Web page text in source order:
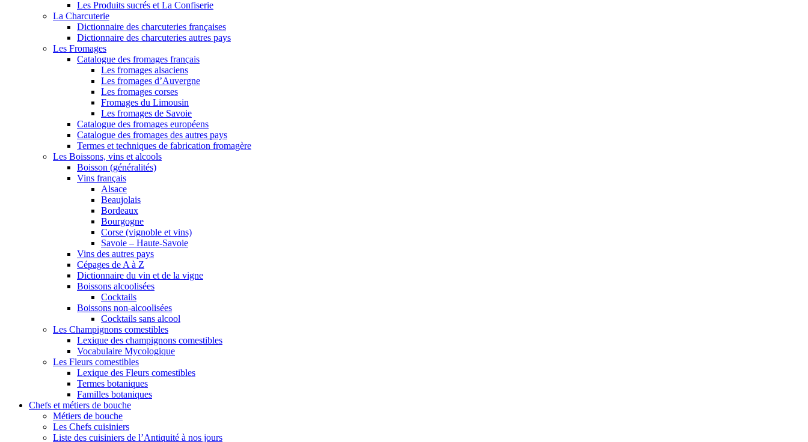
Les Produits sucrés et La Confiserie
La Charcuterie
Dictionnaire des charcuteries françaises
Dictionnaire des charcuteries autres pays
Les Fromages
Catalogue des fromages français
Les fromages alsaciens
Les fromages d’Auvergne
Les fromages corses
Fromages du Limousin
Les fromages de Savoie
Catalogue des fromages européens
Catalogue des fromages des autres pays
Termes et techniques de fabrication fromagère
Les Boissons, vins et alcools
Boisson (généralités)
Vins français
Alsace
Beaujolais
Bordeaux
Bourgogne
Corse (vignoble et vins)
Savoie – Haute-Savoie
Vins des autres pays
Cépages de A à Z
Dictionnaire du vin et de la vigne
Boissons alcoolisées
Cocktails
Boissons non-alcoolisées
Cocktails sans alcool
Les Champignons comestibles
Lexique des champignons comestibles
Vocabulaire Mycologique
Les Fleurs comestibles
Lexique des Fleurs comestibles
Termes botaniques
Familles botaniques
Chefs et métiers de bouche
Métiers de bouche
Les Chefs cuisiniers
Liste des cuisiniers de l’Antiquité à nos jours